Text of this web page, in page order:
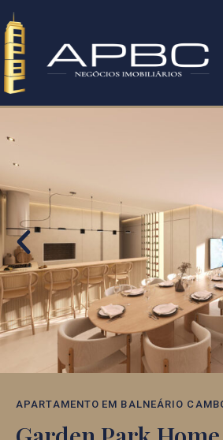
APARTAMENTO EM BALNEÁRIO